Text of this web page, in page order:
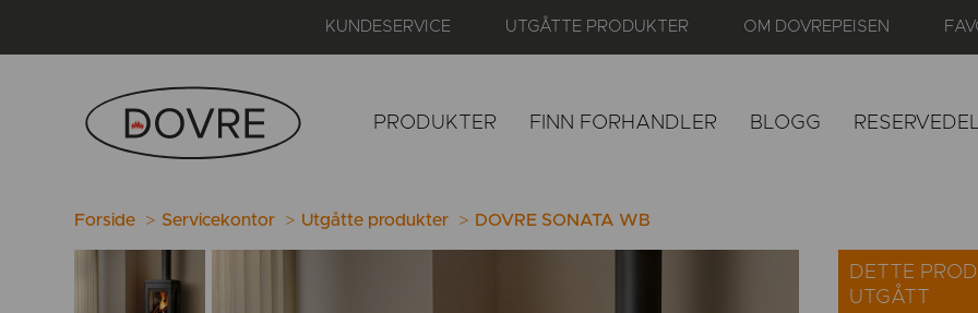
KUNDESERVICE UTGÅTTE PRODUKTER OM DOVREPEISEN
PRODUKTER FINN FORHANDLER BLOGG
Forside Servicekontor Utgåtte produkter DOVRE SONATA WB
DETTE
UTGÅTT